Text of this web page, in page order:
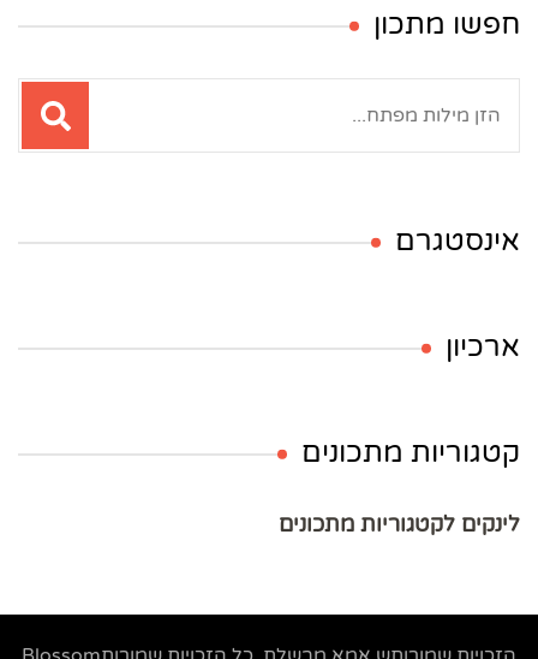
חפשו מתכון
אינסטגרם
ארכיון
קטגוריות מתכונים
לינקים לקטגוריות מתכונים